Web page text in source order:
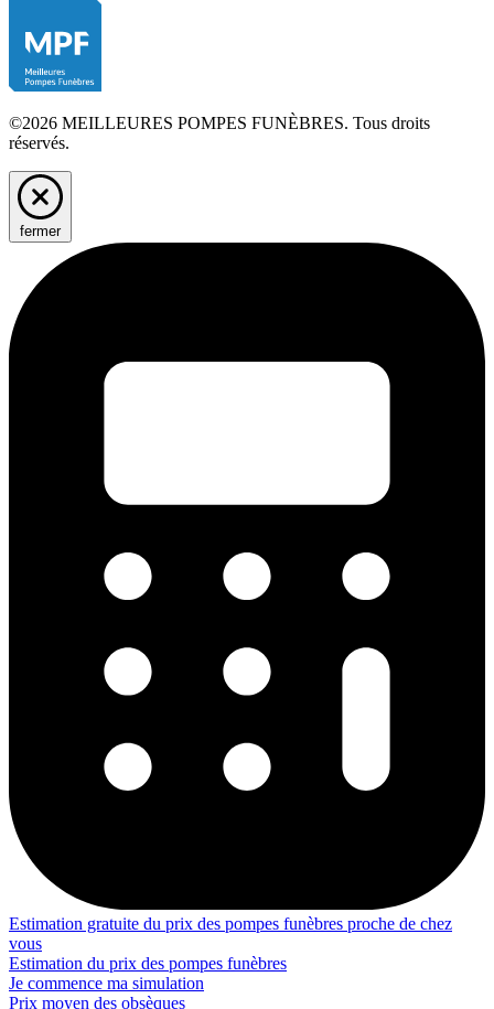
©2026 MEILLEURES POMPES FUNÈBRES. Tous droits
réservés.
fermer
Estimation gratuite du prix des pompes funèbres proche de chez
vous
Estimation du prix des pompes funèbres
Je commence ma simulation
Prix moyen des obsèques